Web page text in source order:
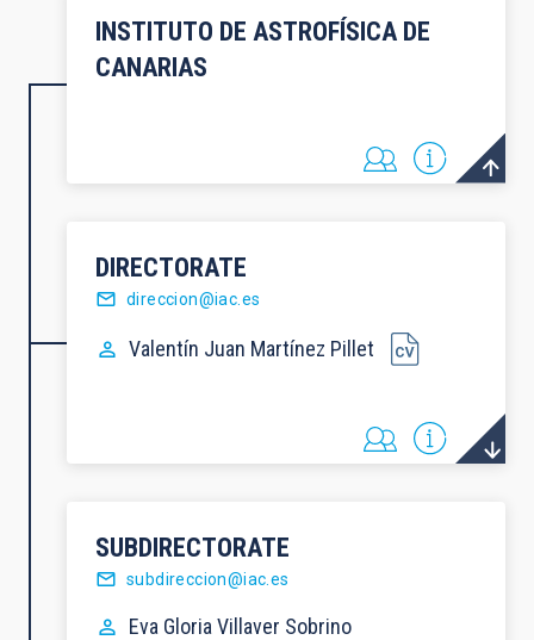
INSTITUTO DE ASTROFÍSICA DE
CANARIAS
DIRECTORATE
direccion@iac.es
Valentín Juan Martínez Pillet
SUBDIRECTORATE
subdireccion@iac.es
Eva Gloria Villaver Sobrino